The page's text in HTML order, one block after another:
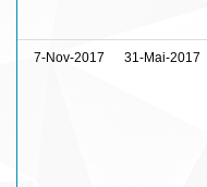
7-Nov-2017 31-Mai-2017